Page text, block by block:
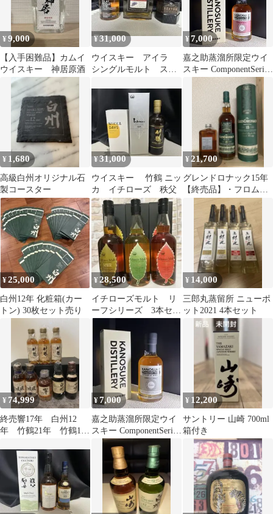
¥9,000
【入手困難品】カムイ
ウイスキー 神居原酒
¥31,000
ウイスキー アイラ
シングルモルト スコ
¥7,000
嘉之助蒸溜所限定ウイ
スキー ComponentSeries
¥ 1,680
高級白州オリジナル石
製コースター
¥31,000
ウイスキー 竹鶴 ニッ
カ イチローズ 秩父
¥21,700
グレンドロナック15年
【終売品】・フロムザ
¥25,000
白州12年 化粧箱(カー
トン) 30枚セット売り
¥28,500
イチローズモルト リ
ーフシリーズ 3本セッ
ト
¥ 14,000
三郎丸蒸留所 ニューポ
ット2021 4本セット
¥ 74,999
終売響17年 白州12
年 竹鶴21年 竹鶴17
ー180ml
¥7,000
嘉之助蒸溜所限定ウイ
スキー ComponentSeries
ピーテッド
¥ 12,200
サントリー 山崎 700ml
箱付き